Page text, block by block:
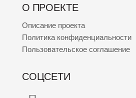
О ПРОЕКТЕ
Описание проекта
Политика конфиденциальности
Пользовательское соглашение
СОЦСЕТИ